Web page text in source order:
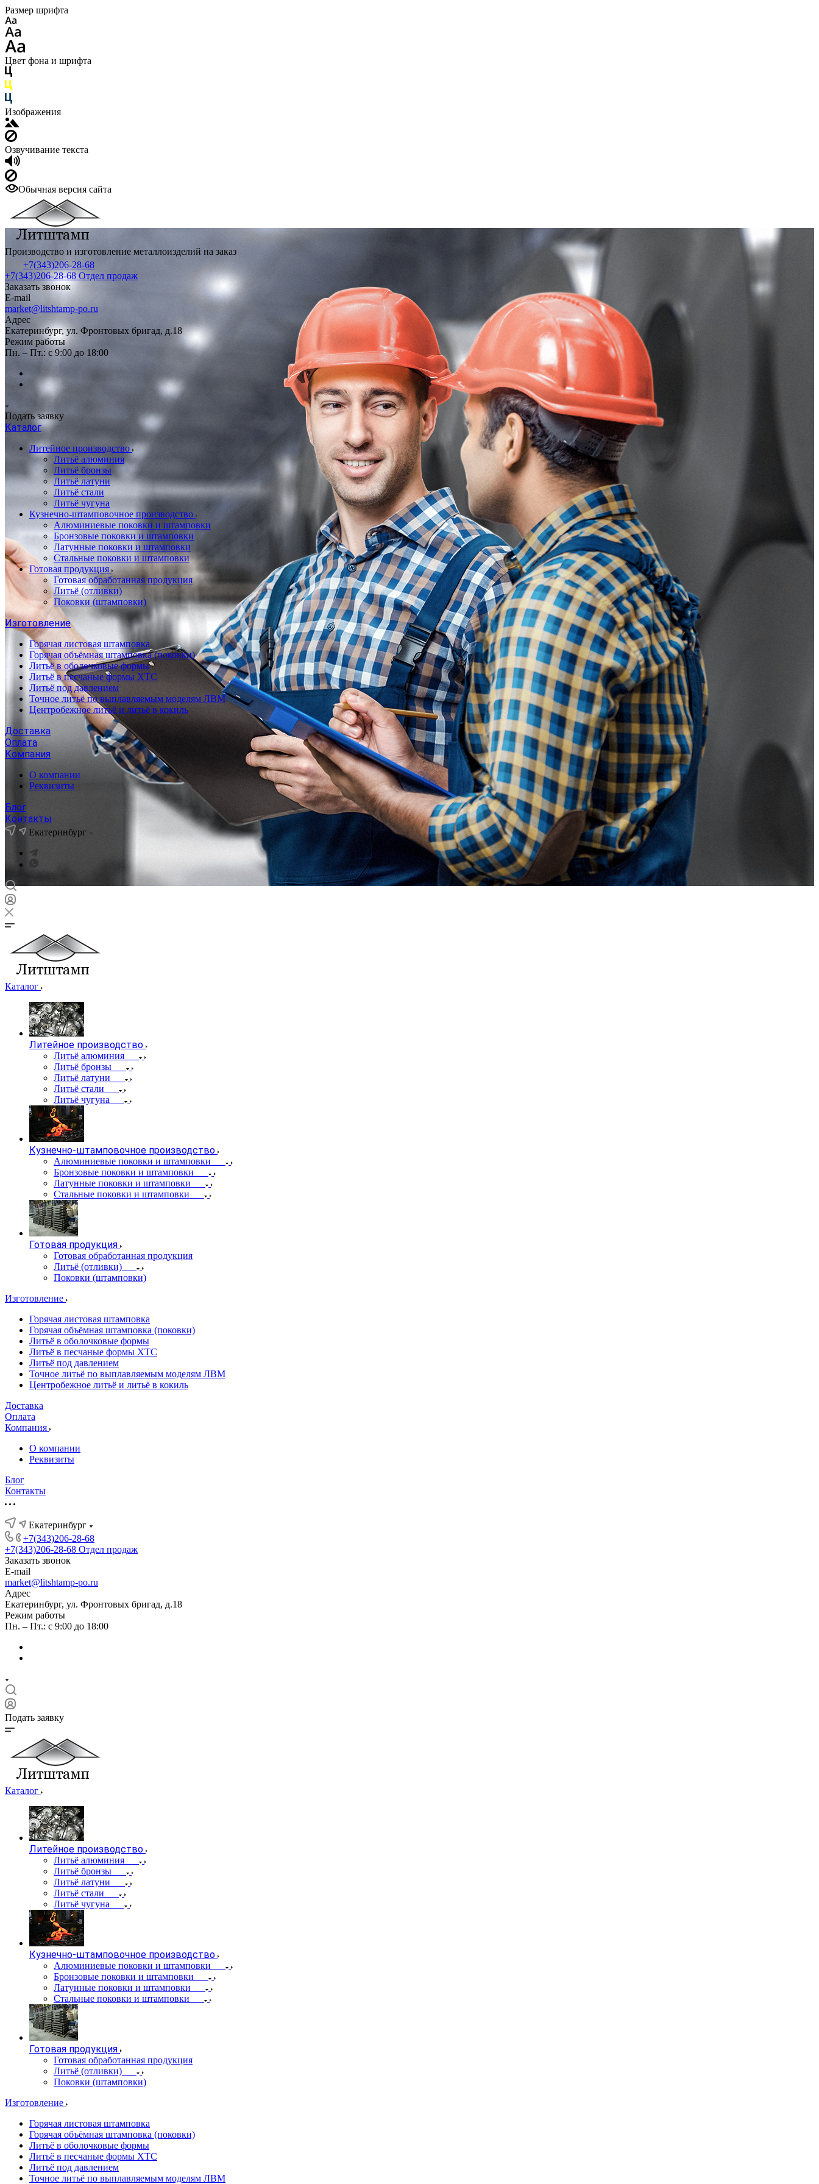
Размер шрифта
Цвет фона и шрифта
Изображения
Озвучивание текста
Обычная версия сайта
Производство и изготовление металлоизделий на заказ
+7(343)206-28-68
+7(343)206-28-68 Отдел продаж
Заказать звонок
E-mail
market@litshtamp-po.ru
Адрес
Екатеринбург, ул. Фронтовых бригад, д.18
Режим работы
Пн. – Пт.: с 9:00 до 18:00
Подать заявку
Каталог
Литейное производство
Литьё алюминия
Литьё бронзы
Литьё латуни
Литьё стали
Литьё чугуна
Кузнечно-штамповочное производство
Алюминиевые поковки и штамповки
Бронзовые поковки и штамповки
Латунные поковки и штамповки
Стальные поковки и штамповки
Готовая продукция
Готовая обработанная продукция
Литьё (отливки)
Поковки (штамповки)
Изготовление
Горячая листовая штамповка
Горячая объёмная штамповка (поковки)
Литьё в оболочковые формы
Литьё в песчаные формы ХТС
Литьё под давлением
Точное литьё по выплавляемым моделям ЛВМ
Центробежное литьё и литьё в кокиль
Доставка
Оплата
Компания
О компании
Реквизиты
Блог
Контакты
Екатеринбург
Каталог
Литейное производство
Литьё алюминия
Литьё бронзы
Литьё латуни
Литьё стали
Литьё чугуна
Кузнечно-штамповочное производство
Алюминиевые поковки и штамповки
Бронзовые поковки и штамповки
Латунные поковки и штамповки
Стальные поковки и штамповки
Готовая продукция
Готовая обработанная продукция
Литьё (отливки)
Поковки (штамповки)
Изготовление
Горячая листовая штамповка
Горячая объёмная штамповка (поковки)
Литьё в оболочковые формы
Литьё в песчаные формы ХТС
Литьё под давлением
Точное литьё по выплавляемым моделям ЛВМ
Центробежное литьё и литьё в кокиль
Доставка
Оплата
Компания
О компании
Реквизиты
Блог
Контакты
Екатеринбург
+7(343)206-28-68
+7(343)206-28-68 Отдел продаж
Заказать звонок
E-mail
market@litshtamp-po.ru
Адрес
Екатеринбург, ул. Фронтовых бригад, д.18
Режим работы
Пн. – Пт.: с 9:00 до 18:00
Подать заявку
Каталог
Литейное производство
Литьё алюминия
Литьё бронзы
Литьё латуни
Литьё стали
Литьё чугуна
Кузнечно-штамповочное производство
Алюминиевые поковки и штамповки
Бронзовые поковки и штамповки
Латунные поковки и штамповки
Стальные поковки и штамповки
Готовая продукция
Готовая обработанная продукция
Литьё (отливки)
Поковки (штамповки)
Изготовление
Горячая листовая штамповка
Горячая объёмная штамповка (поковки)
Литьё в оболочковые формы
Литьё в песчаные формы ХТС
Литьё под давлением
Точное литьё по выплавляемым моделям ЛВМ